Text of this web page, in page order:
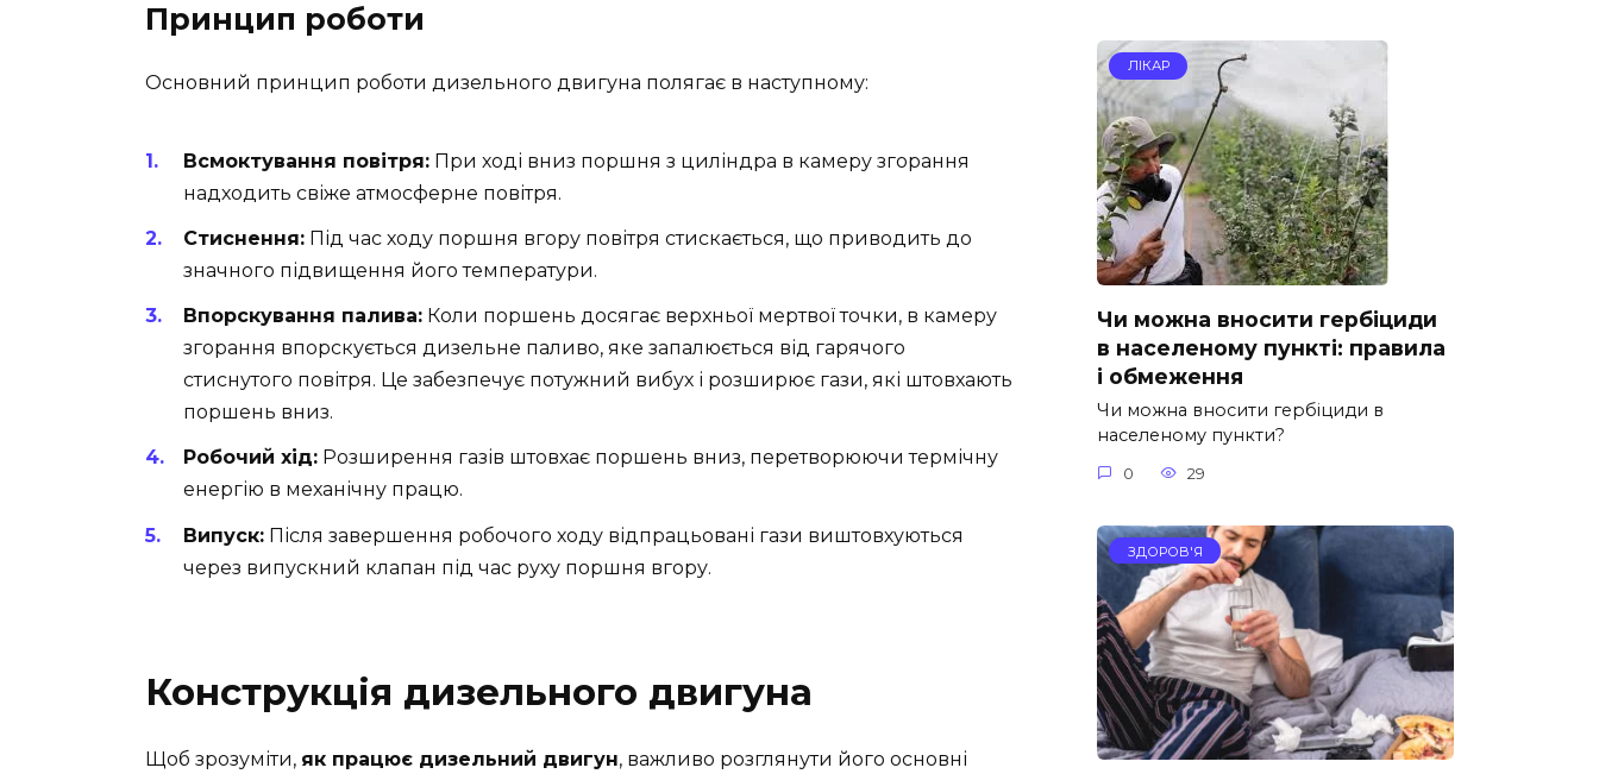
Принцип роботи
Основний принцип роботи дизельного двигуна полягає в наступному:
Всмоктування повітря: При ході вниз поршня з циліндра в камеру згорання
надходить свіже атмосферне повітря.
Стиснення: Під час ходу поршня вгору повітря стискається, що приводить до
значного підвищення його температури.
Впорскування палива: Коли поршень досягає верхньої мертвої точки, в камеру
згорання впорскується дизельне паливо, яке запалюється від гарячого
стиснутого повітря. Це забезпечує потужний вибух і розширює гази, які штовхають
поршень вниз.
Робочий хід: Розширення газів штовхає поршень вниз, перетворюючи термічну
енергію в механічну працю.
Випуск: Після завершення робочого ходу відпрацьовані гази виштовхуються
через випускний клапан під час руху поршня вгору.
Конструкція дизельного двигуна
Щоб зрозуміти, як працює дизельний двигун, важливо розглянути його основні
ЛІКАР
Чи можна вносити гербіциди
в населеному пункті: правила
і обмеження
Чи можна вносити гербіциди в
населеному пункти?
0 29
ЗДОРОВ'Я